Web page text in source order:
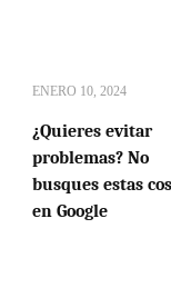
ENERO 10, 2024
¿Quieres evitar
problemas? No
busques estas
en Google